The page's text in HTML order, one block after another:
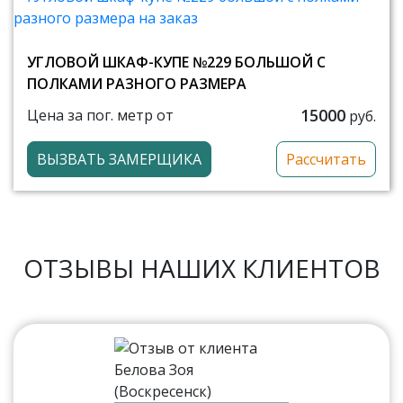
УГЛОВОЙ ШКАФ-КУПЕ №229 БОЛЬШОЙ С
ПОЛКАМИ РАЗНОГО РАЗМЕРА
Цена за пог. метр от
15000 руб.
ВЫЗВАТЬ ЗАМЕРЩИКА Рассчитать
ОТЗЫВЫ НАШИХ КЛИЕНТОВ